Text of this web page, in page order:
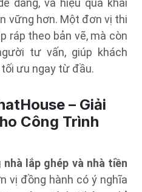
dàng, và hiệu quả khai
vững hơn. Một đơn vị thi
ráp theo bản vẽ, mà còn
tư vấn, giúp khách
ưu ngay từ đầu.
– Giải
Công Trình
lắp ghép và nhà tiền
vị đồng hành có ý nghĩa